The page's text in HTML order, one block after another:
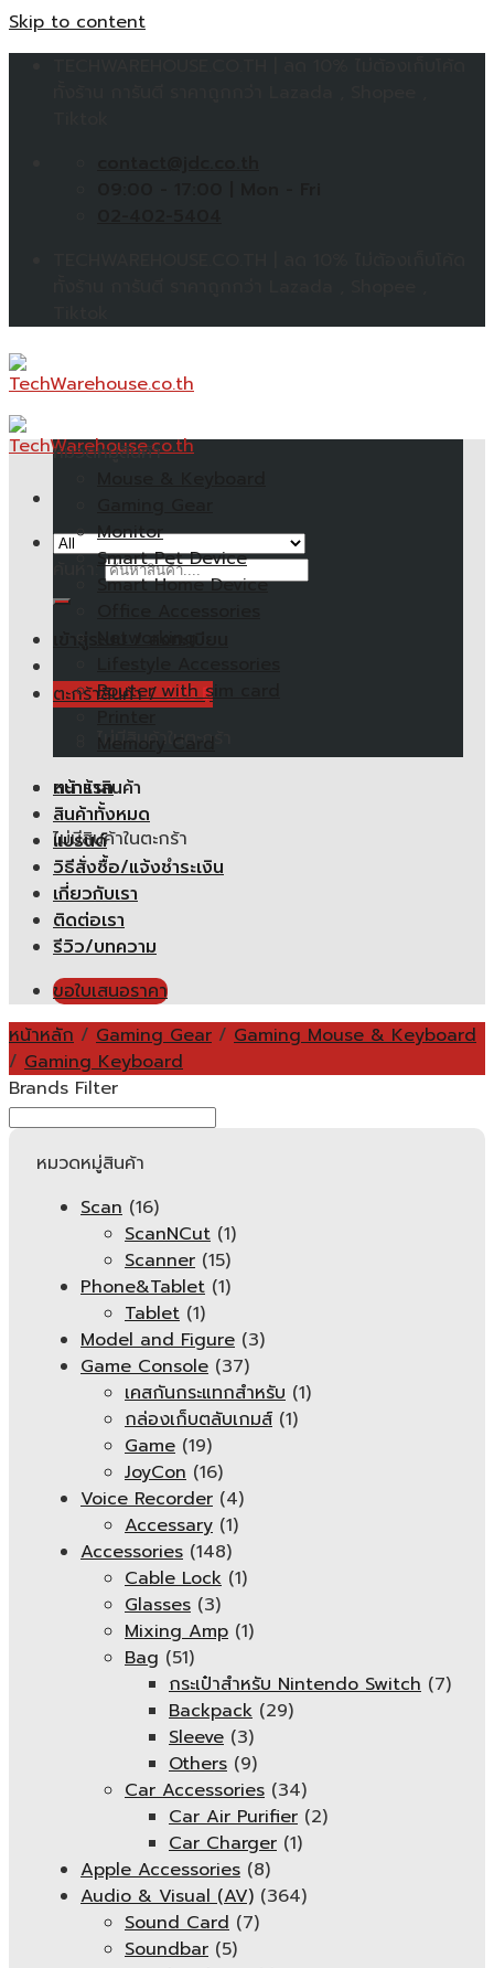
Skip to content
ตะกร้าสินค้า /0.00฿
ไม่มีสินค้าในตะกร้า
ตะกร้าสินค้า
ไม่มีสินค้าในตะกร้า
หมวดหมู่สินค้า
Monitor
Smart Pet Device
Smart Home Device
Router with sim card
Memory Card
หน้าแรก
สินค้าทั้งหมด
แบรนด์
วิธีสั่งซื้อ/แจ้งชำระเงิน
เกี่ยวกับเรา
ติดต่อเรา
รีวิว/บทความ
ขอใบเสนอราคา
หน้าหลัก / Gaming Gear / Gaming Mouse & Keyboard
/ Gaming Keyboard
Brands Filter
หมวดหมู่สินค้า
Scan (16)
ScanNCut (1)
Scanner (15)
Phone&Tablet (1)
Tablet (1)
Model and Figure (3)
Game Console (37)
เคสกันกระแทกสำหรับ (1)
กล่องเก็บตลับเกมส์ (1)
Game (19)
JoyCon (16)
Voice Recorder (4)
Accessary (1)
Accessories (148)
Cable Lock (1)
Glasses (3)
Mixing Amp (1)
Bag (51)
กระเป๋าสำหรับ Nintendo Switch (7)
Backpack (29)
Sleeve (3)
Others (9)
Car Accessories (34)
Car Air Purifier (2)
Car Charger (1)
Apple Accessories (8)
Audio & Visual (AV) (364)
Sound Card (7)
Soundbar (5)